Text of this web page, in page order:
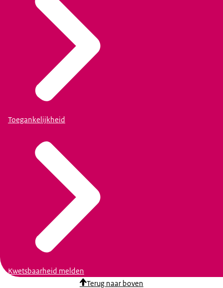
Toegankelijkheid
Kwetsbaarheid melden
Terug naar boven